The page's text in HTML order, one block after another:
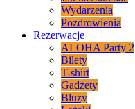
Wydarzenia
Pozdrowienia
Rezerwacje
ALOHA Party 2
Bilety
T-shirt
Gadżety
Bluzy